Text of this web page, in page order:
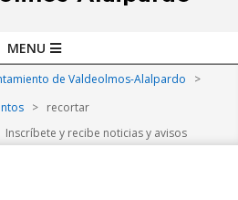
MENU
de Valdeolmos-Alalpardo
>
> recortar
y recibe noticias y avisos